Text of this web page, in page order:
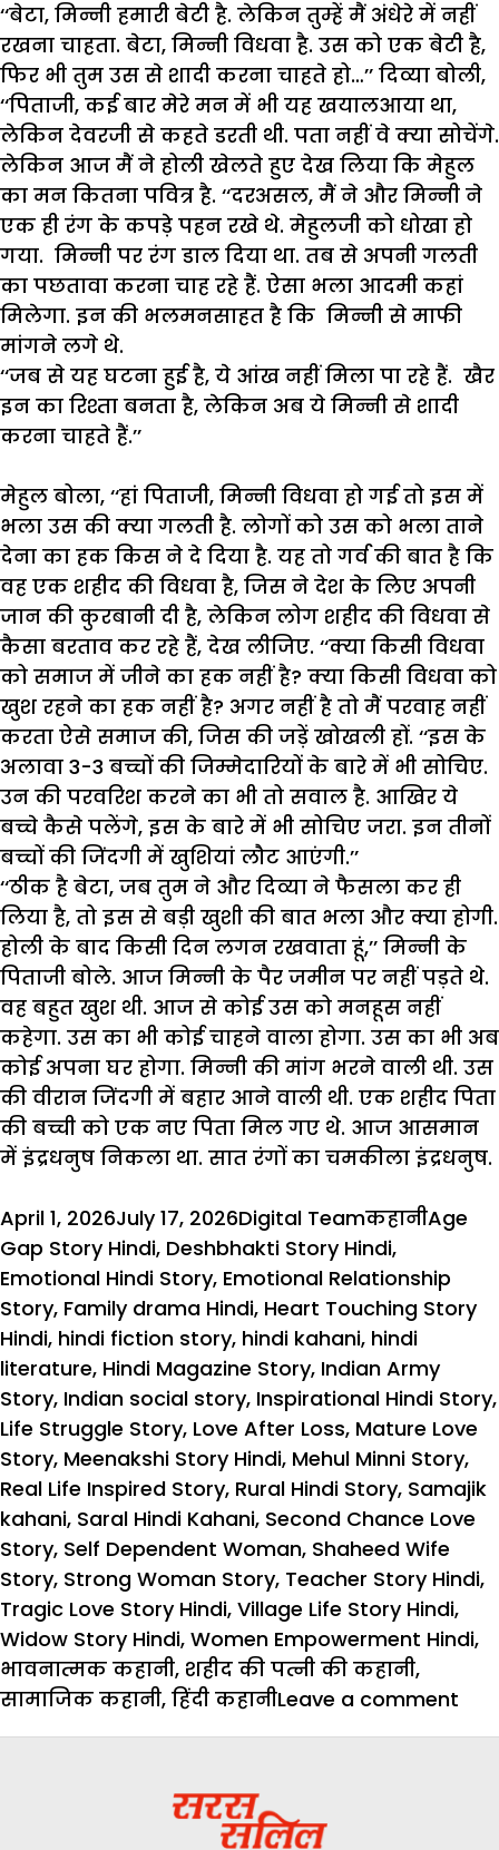
‘‘बेटा, मिन्नी हमारी बेटी है. लेकिन तुम्हें मैं अंधेरे में नहीं
रखना चाहता. बेटा, मिन्नी विधवा है. उस को एक बेटी है,
फिर भी तुम उस से शादी करना चाहते हो…’’ दिव्या बोली,
‘‘पिताजी, कई बार मेरे मन में भी यह खयालआया था,
लेकिन देवरजी से कहते डरती थी. पता नहीं वे क्या सोचेंगे.
लेकिन आज मैं ने होली खेलते हुए देख लिया कि मेहुल
का मन कितना पवित्र है. ‘‘दरअसल, मैं ने और मिन्नी ने
एक ही रंग के कपड़े पहन रखे थे. मेहुलजी को धोखा हो
गया. मिन्नी पर रंग डाल दिया था. तब से अपनी गलती
का पछतावा करना चाह रहे हैं. ऐसा भला आदमी कहां
मिलेगा. इन की भलमनसाहत है कि मिन्नी से माफी
मांगने लगे थे.
‘‘जब से यह घटना हुई है, ये आंख नहीं मिला पा रहे हैं. खैर
इन का रिश्ता बनता है, लेकिन अब ये मिन्नी से शादी
करना चाहते हैं.’’
मेहुल बोला, ‘‘हां पिताजी, मिन्नी विधवा हो गई तो इस में
भला उस की क्या गलती है. लोगों को उस को भला ताने
देना का हक किस ने दे दिया है. यह तो गर्व की बात है कि
वह एक शहीद की विधवा है, जिस ने देश के लिए अपनी
जान की कुरबानी दी है, लेकिन लोग शहीद की विधवा से
कैसा बरताव कर रहे हैं, देख लीजिए. ‘‘क्या किसी विधवा
को समाज में जीने का हक नहीं है? क्या किसी विधवा को
खुश रहने का हक नहीं है? अगर नहीं है तो मैं परवाह नहीं
करता ऐसे समाज की, जिस की जड़ें खोखली हों. ‘‘इस के
अलावा 3-3 बच्चों की जिम्मेदारियों के बारे में भी सोचिए.
उन की परवरिश करने का भी तो सवाल है. आखिर ये
बच्चे कैसे पलेंगे, इस के बारे में भी सोचिए जरा. इन तीनों
बच्चों की जिंदगी में खुशियां लौट आएंगी.’’
‘‘ठीक है बेटा, जब तुम ने और दिव्या ने फैसला कर ही
लिया है, तो इस से बड़ी खुशी की बात भला और क्या होगी.
होली के बाद किसी दिन लगन रखवाता हूं,’’ मिन्नी के
पिताजी बोले. आज मिन्नी के पैर जमीन पर नहीं पड़ते थे.
वह बहुत खुश थी. आज से कोई उस को मनहूस नहीं
कहेगा. उस का भी कोई चाहने वाला होगा. उस का भी अब
कोई अपना घर होगा. मिन्नी की मांग भरने वाली थी. उस
की वीरान जिंदगी में बहार आने वाली थी. एक शहीद पिता
की बच्ची को एक नए पिता मिल गए थे. आज आसमान
में इंद्रधनुष निकला था. सात रंगों का चमकीला इंद्रधनुष.
Posted
on
April 1, 2026July 17, 2026Author
Digital TeamCategories
कहानीTags
Age
Gap Story Hindi, Deshbhakti Story Hindi,
Emotional Hindi Story, Emotional Relationship
Story, Family drama Hindi, Heart Touching Story
Hindi, hindi fiction story, hindi kahani, hindi
literature, Hindi Magazine Story, Indian Army
Story, Indian social story, Inspirational Hindi Story,
Life Struggle Story, Love After Loss, Mature Love
Story, Meenakshi Story Hindi, Mehul Minni Story,
Real Life Inspired Story, Rural Hindi Story, Samajik
kahani, Saral Hindi Kahani, Second Chance Love
Story, Self Dependent Woman, Shaheed Wife
Story, Strong Woman Story, Teacher Story Hindi,
Tragic Love Story Hindi, Village Life Story Hindi,
Widow Story Hindi, Women Empowerment Hindi,
भावनात्मक कहानी, शहीद की पत्नी की कहानी,
सामाजिक कहानी, हिंदी कहानीLeave a comment